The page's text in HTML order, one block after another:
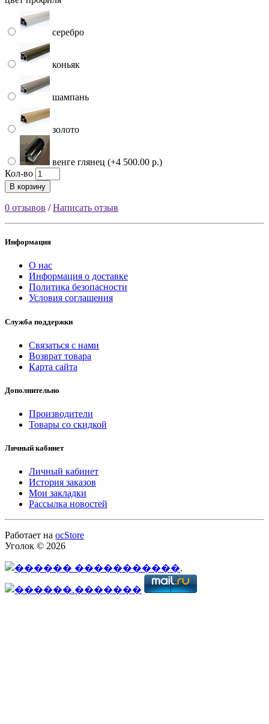
серебро
коньяк
шампань
золото
венге глянец (+4 500.00 р.)
Кол-во
В корзину
0 отзывов /Написать отзыв
Информация
О нас
Информация о доставке
Политика безопасности
Условия соглашения
Служба поддержки
Связаться с нами
Возврат товара
Карта сайта
Дополнительно
Производители
Товары со скидкой
Личный кабинет
Личный кабинет
История заказов
Мои закладки
Рассылка новостей
Работает на ocStore
Уголок © 2026
.